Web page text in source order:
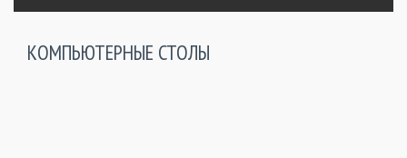
КОМПЬЮТЕРНЫЕ СТОЛЫ